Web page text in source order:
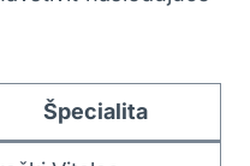
Špecialita